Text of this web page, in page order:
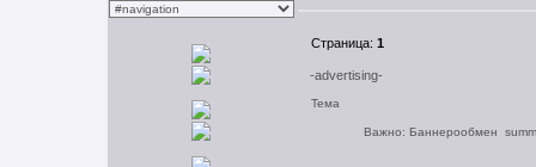
-advertising-
Страница:1
Тема
Важно: Баннерообмен